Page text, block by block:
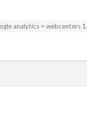
analytics = webcenters